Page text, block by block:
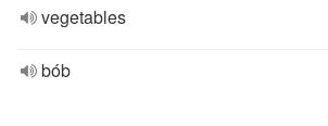
vegetables
bób